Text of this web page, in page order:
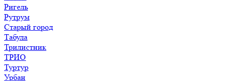
Ригель
Рутрум
Старый город
Табула
Трилистник
ТРИО
Туртур
Урбан